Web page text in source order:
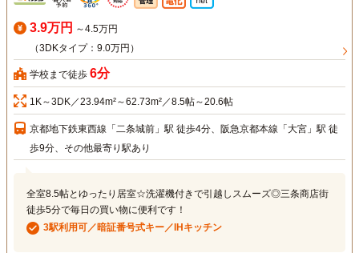
3.9万円 ～4.5万円
（3DKタイプ：9.0万円）
学校まで徒歩 6分
1K～3DK／23.94m²～62.73m²／8.5帖～20.6帖
京都地下鉄東西線「二条城前」駅 徒歩4分、阪急京都本線「大宮」駅 徒
歩9分、その他最寄り駅あり
全室8.5帖とゆったり居室☆洗濯機付きで引越しスムーズ◎三条商店街
徒歩5分で毎日の買い物に便利です！
3駅利用可／暗証番号式キー／IHキッチン